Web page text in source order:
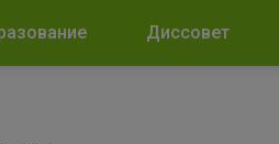
Диссовет